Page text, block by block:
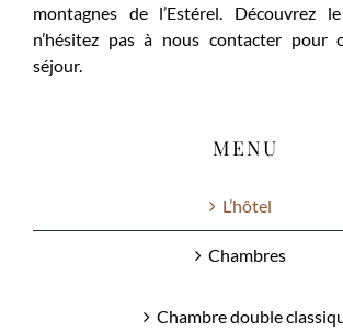
montagnes de l’Estérel. Découvrez
n’hésitez pas à nous contacter pour
séjour.
MENU
L’hôtel
Chambres
Chambre double